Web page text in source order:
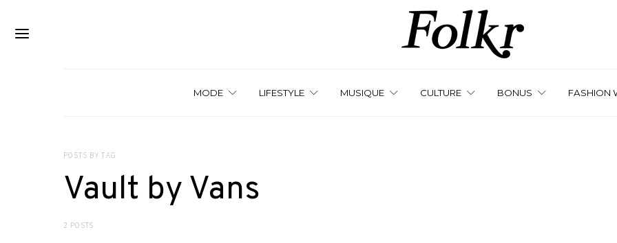
MODE LIFESTYLE MUSIQUE CULTURE BONUS FASHION
POSTS BY TAG
Vault by Vans
2 POSTS